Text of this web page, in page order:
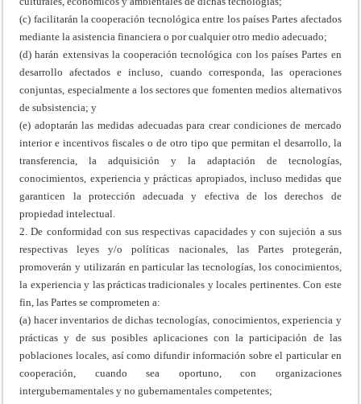
(c) facilitarán la cooperación tecnológica entre los países Partes afectados
mediante la asistencia financiera o por cualquier otro medio adecuado;
(d) harán extensivas la cooperación tecnológica con los países Partes en
desarrollo afectados e incluso, cuando corresponda, las operaciones
conjuntas, especialmente a los sectores que fomenten medios alternativos
de subsistencia; y
(e) adoptarán las medidas adecuadas para crear condiciones de mercado
interior e incentivos fiscales o de otro tipo que permitan el desarrollo, la
transferencia, la adquisición y la adaptación de tecnologías,
conocimientos, experiencia y prácticas apropiados, incluso medidas que
garanticen la protección adecuada y efectiva de los derechos de
propiedad intelectual.
2. De conformidad con sus respectivas capacidades y con sujeción a sus
respectivas leyes y/o políticas nacionales, las Partes protegerán,
promoverán y utilizarán en particular las tecnologías, los conocimientos,
la experiencia y las prácticas tradicionales y locales pertinentes. Con este
fin, las Partes se comprometen a:
(a) hacer inventarios de dichas tecnologías, conocimientos, experiencia y
prácticas y de sus posibles aplicaciones con la participación de las
poblaciones locales, así como difundir información sobre el particular en
cooperación, cuando sea oportuno, con organizaciones
intergubernamentales y no gubernamentales competentes;